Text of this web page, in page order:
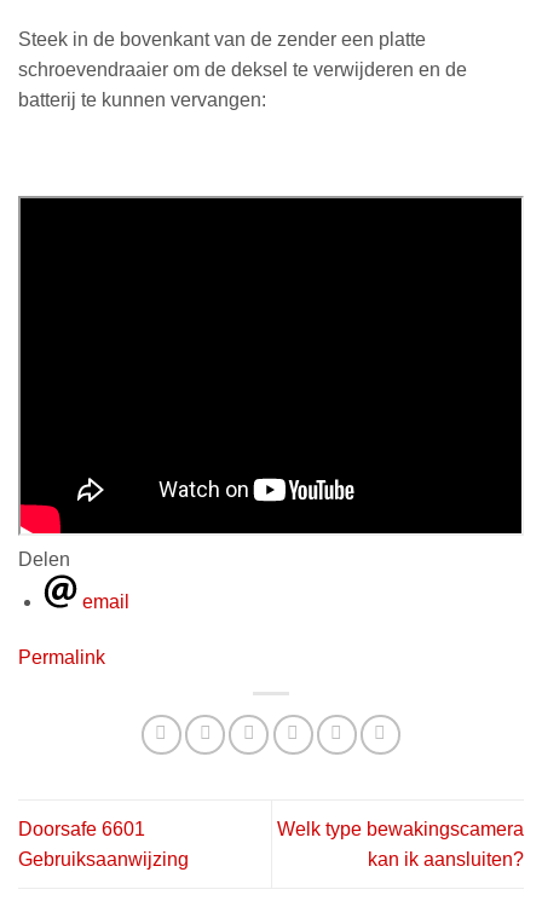
Steek in de bovenkant van de zender een platte
schroevendraaier om de deksel te verwijderen en de
batterij te kunnen vervangen:
Delen
email
Permalink
Doorsafe 6601
Gebruiksaanwijzing
Welk type bewakingscamera
kan ik aansluiten?